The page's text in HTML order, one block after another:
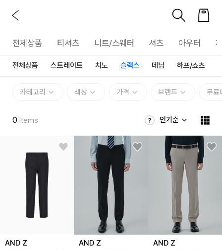
전체상품 티셔츠 니트/스웨터 셔츠 아우터
전체상품 스트레이트 치노 슬랙스 데님 하프/쇼츠
카테고리 색상 가격 브랜드 무료
0 Items 인기순
AND Z AND Z AND Z